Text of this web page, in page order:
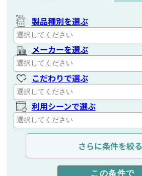
製品種別を選ぶ
メーカーを選ぶ
こだわりで選ぶ
利用シーンで選ぶ
通信距離を選ぶ
出力を選ぶ
さらに条件を絞る
この条件で